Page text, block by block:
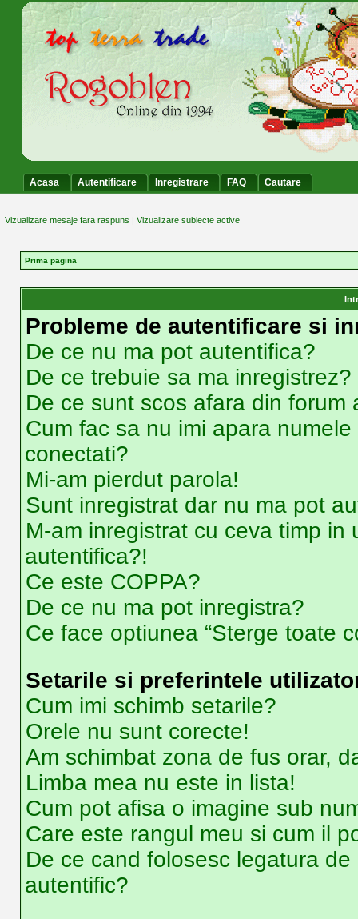
Acasa Autentificare Inregistrare FAQ Cautare
Vizualizare mesaje fara raspuns | Vizualizare subiecte active
Prima pagina
Probleme de autentificare si
De ce nu ma pot autentifica?
De ce trebuie sa ma inregistrez?
De ce sunt scos afara din forum
Cum fac sa nu imi apara
conectati?
Mi-am pierdut parola!
Sunt inregistrat dar nu ma pot
M-am inregistrat cu ceva timp
autentifica?!
Ce este COPPA?
De ce nu ma pot inregistra?
Ce face optiunea “Sterge toate
Setarile si preferintele
Cum imi schimb setarile?
Orele nu sunt corecte!
Am schimbat zona de fus orar,
Limba mea nu este in lista!
Cum pot afisa o imagine sub
Care este rangul meu si cum il
De ce cand folosesc legatura
autentific?